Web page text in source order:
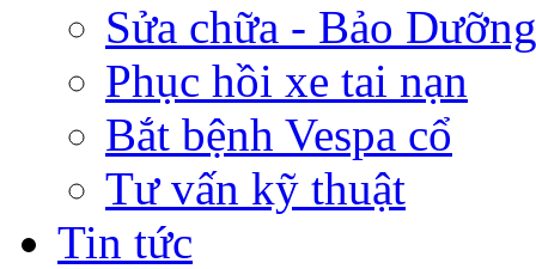
Sửa chữa - Bảo
Phục hồi xe tai nạn
Bắt bệnh Vespa cổ
Tư vấn kỹ thuật
Tin tức